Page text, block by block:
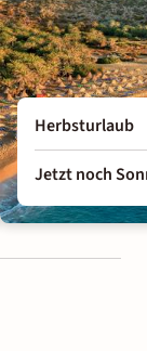
Herbsturlaub
Jetzt noch